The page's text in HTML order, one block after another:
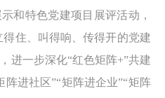
和特色党建项目展评活动，
住、叫得响、传得开的党建
进一步深化“红色矩阵+”共建
进社区”“矩阵进企业”“矩阵